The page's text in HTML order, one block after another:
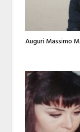
Auguri Massimo